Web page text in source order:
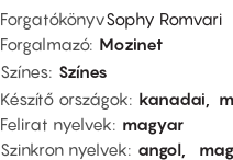
ForgatókönyvSophy Romvari
Forgalmazó Mozinet
Színes Színes
Készítő országok
kanadai
Felirat nyelvek
magyar
Szinkron nyelvek
angol